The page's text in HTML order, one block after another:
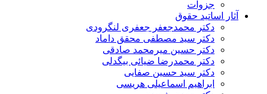
جزوات
آثار اساتید حقوق
دکتر محمدجعفر جعفری لنگرودی
دکتر سید مصطفی محقق داماد
دکتر حسین میرمحمد صادقی
دکتر محمدرضا ضیائی بیگدلی
دکتر سید حسین صفایی
ابراهیم اسماعیلی هریسی